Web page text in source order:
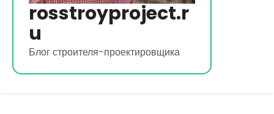
rosstroyproject.r
u
Блог строителя-проектировщика